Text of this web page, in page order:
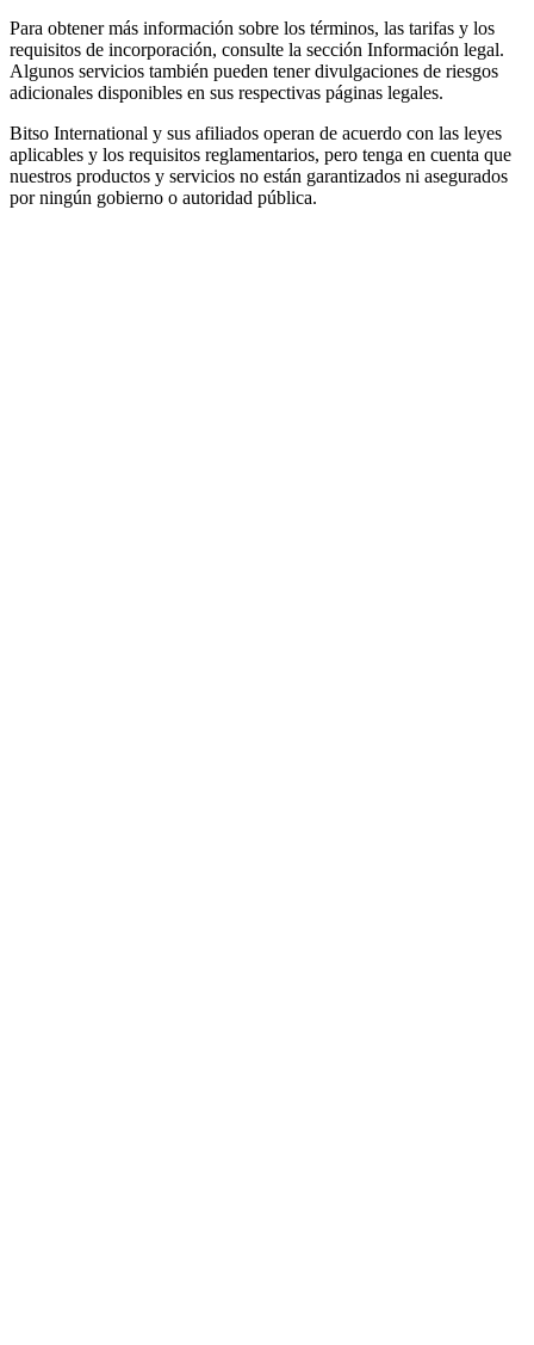
Para obtener más información sobre los términos, las tarifas y los
requisitos de incorporación, consulte la sección Información legal.
Algunos servicios también pueden tener divulgaciones de riesgos
adicionales disponibles en sus respectivas páginas legales.
Bitso International y sus afiliados operan de acuerdo con las leyes
aplicables y los requisitos reglamentarios, pero tenga en cuenta que
nuestros productos y servicios no están garantizados ni asegurados
por ningún gobierno o autoridad pública.